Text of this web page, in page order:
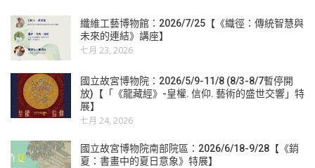
纖維工藝博物館：2026/7/25【《織徑：傳統智慧與
未來的連結》講座】
七月 23, 2026
國立故宮博物院：2026/5/9-11/8 (8/3-8/7暫停開
放)【「《龍藏經》-皇權. 信仰. 藝術的盛世交響」特
展】
七月 24, 2026
國立故宮博物院南部院區：2026/6/18-9/28【《銷
夏：書畫中的夏日意象》特展】